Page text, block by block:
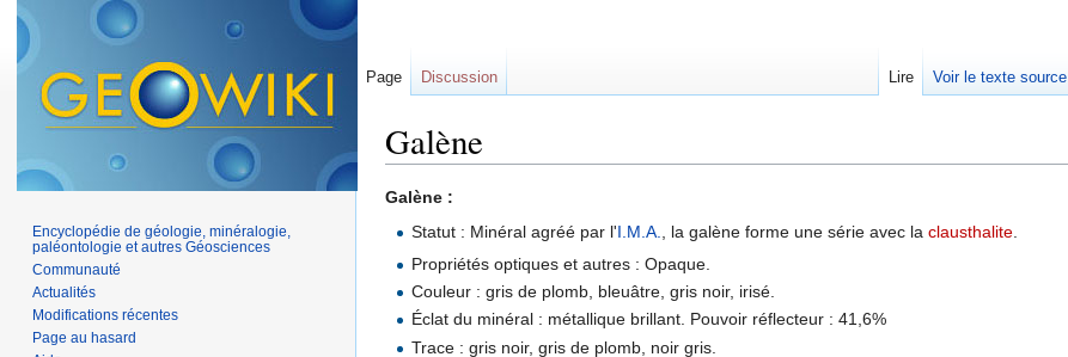
Galène
Galène :
Statut : Minéral agréé par l'I.M.A., la galène forme une série avec laclausthalite.
Propriétés optiques et autres : Opaque.
Couleur : gris de plomb, bleuâtre, gris noir, irisé.
Éclat du minéral : métallique brillant. Pouvoir réflecteur : 41,6%
Trace : gris noir, gris de plomb, noir gris.
Page Discussion Lire Voir le texte source
Encyclopédie de géologie, minéralogie,
paléontologie et autres Géosciences
Communauté
Actualités
Modifications récentes
Page au hasard